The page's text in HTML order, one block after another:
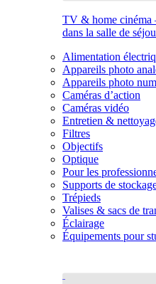
TV & home cinéma
dans la salle de
Alimentation
Appareils photo
Appareils photo
Caméras d’action
Caméras vidéo
Entretien &
Filtres
Objectifs
Optique
Pour les
Supports de
Trépieds
Valises & sacs de
Éclairage
Équipements pour